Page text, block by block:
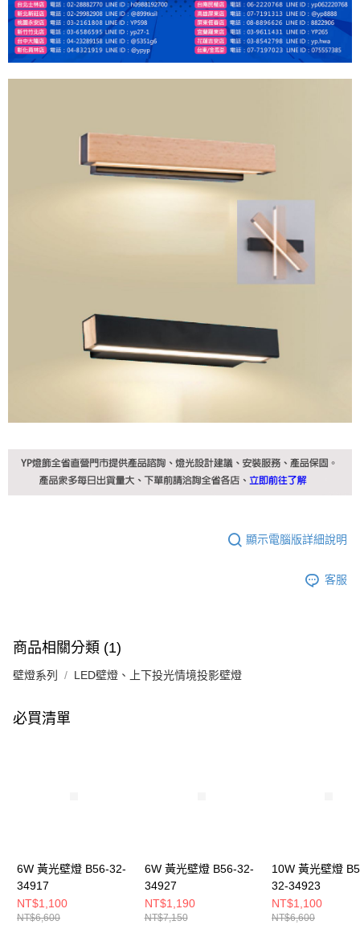
顯示電腦版詳細說明
客服
商品相關分類 (1)
壁燈系列 LED壁燈、上下投光情境投影壁燈
必買清單
6W 黃光壁燈 B56-32-
34917
NT$1,100
NT$6,600
6W 黃光壁燈 B56-32-
34927
NT$1,190
NT$7,150
10W 黃光壁燈
32-34923
NT$1,100
NT$6,600